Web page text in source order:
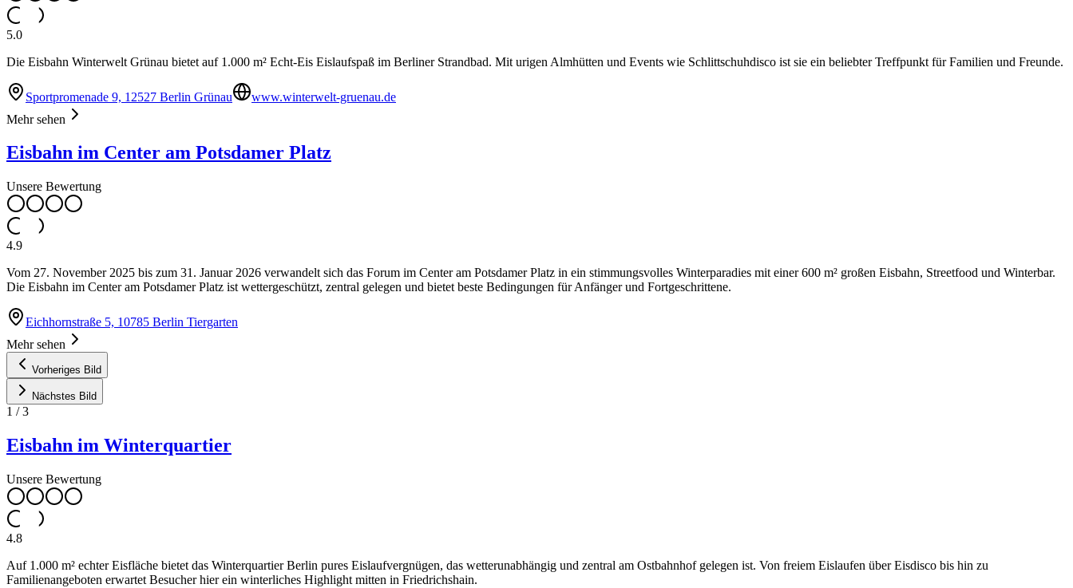
5.0
Die Eisbahn Winterwelt Grünau bietet auf 1.000 m² Echt-Eis Eislaufspaß im Berliner Strandbad. Mit urigen Almhütten und Events wie Schlittschuhdisco ist sie ein beliebter Treffpunkt für Familien und Freunde.
Sportpromenade 9, 12527 Berlin Grünau
www.winterwelt-gruenau.de
Mehr sehen
Eisbahn im Center am Potsdamer Platz
Unsere Bewertung
4.9
Vom 27. November 2025 bis zum 31. Januar 2026 verwandelt sich das Forum im Center am Potsdamer Platz in ein stimmungsvolles Winterparadies mit einer 600 m² großen Eisbahn, Streetfood und Winterbar.
Die Eisbahn im Center am Potsdamer Platz ist wettergeschützt, zentral gelegen und bietet beste Bedingungen für Anfänger und Fortgeschrittene.
Eichhornstraße 5, 10785 Berlin Tiergarten
Mehr sehen
Vorheriges Bild
Nächstes Bild
1 /3
Eisbahn im Winterquartier
Unsere Bewertung
4.8
Auf 1.000 m² echter Eisfläche bietet das Winterquartier Berlin pures Eislaufvergnügen, das wetterunabhängig und zentral am Ostbahnhof gelegen ist. Von freiem Eislaufen über Eisdisco bis hin zu
Familienangeboten erwartet Besucher hier ein winterliches Highlight mitten in Friedrichshain.